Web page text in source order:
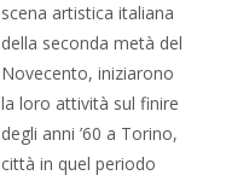
scena artistica italiana
della seconda metà del
Novecento, iniziarono
la loro attività sul finire
degli anni ’60 a Torino,
città in quel periodo